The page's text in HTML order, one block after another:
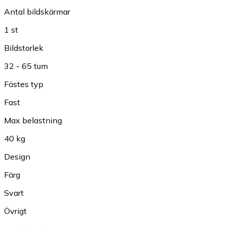
Antal bildskärmar
1 st
Bildstorlek
32 - 65 tum
Fästes typ
Fast
Max belastning
40 kg
Design
Färg
Svart
Övrigt